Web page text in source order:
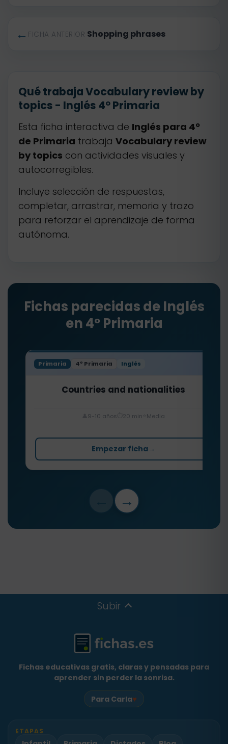
← FICHA ANTERIOR Shopping phrases
Qué trabaja Vocabulary review by
topics - Inglés 4º Primaria
Esta ficha interactiva de Inglés para 4º
de Primaria trabaja Vocabulary review
by topics con actividades visuales y
autocorregibles.
Incluye selección de respuestas,
completar, arrastrar, memoria y trazo
para reforzar el aprendizaje de forma
autónoma.
Fichas parecidas de Inglés
en 4º Primaria
Primaria 4º Primaria Inglés
Countries and nationalities
9-10 años 20 min Media
Empezar ficha→
→
Subir
Fichas educativas gratis, claras y pensadas para
aprender sin perder la sonrisa.
Para Carla♥
ETAPAS